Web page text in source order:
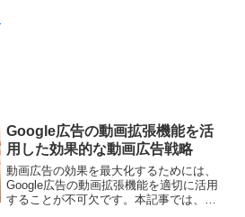
Google広告の動画拡張機能を活
用した効果的な動画広告戦略
動画広告の効果を最大化するためには、
Google広告の動画拡張機能を適切に活用
することが不可欠です。本記事では、動